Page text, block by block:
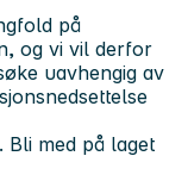
på
og vi vil derfor
uavhengig av
Bli med på laget